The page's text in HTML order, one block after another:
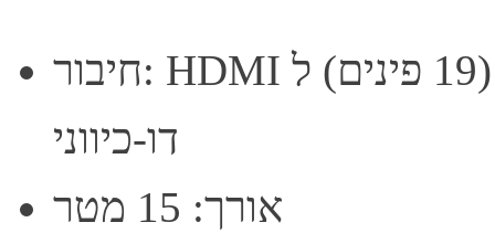
חיבור: HDMI זכר (19 פינים) ל-DVI-D זכר (24+1 פינים),
דו-כיווני
אורך: 15 מטר